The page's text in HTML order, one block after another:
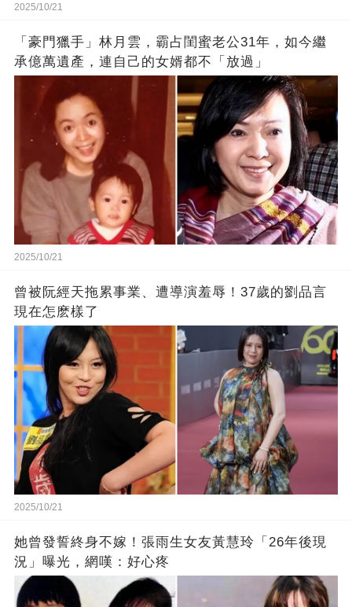
2025/10/21
「豪門獵手」林月雲，霸占閨蜜老公31年，如今繼
承億萬遺產，連自己的女婿都不「放過」
2025/10/21
曾被阮經天拖累事業、遭導演羞辱！37歲的劉品言
現在怎麽樣了
2025/10/21
她曾發誓終身不嫁！張雨生女友黃慧玲「26年後現
況」曝光，網嘆：好心疼